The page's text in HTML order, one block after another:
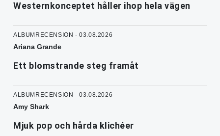
Westernkonceptet håller ihop hela vägen
ALBUMRECENSION - 03.08.2026
Ariana Grande
Ett blomstrande steg framåt
ALBUMRECENSION - 03.08.2026
Amy Shark
Mjuk pop och hårda klichéer